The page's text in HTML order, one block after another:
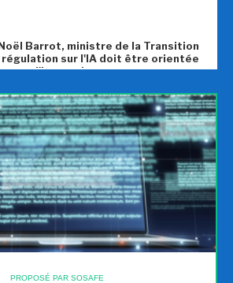
Barrot, ministre de la Transition
régulation sur l'IA doit être orientée
vers l'innovation »
PROPOSÉ PAR SOSAFE